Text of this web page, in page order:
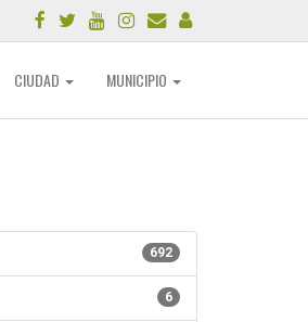
CIUDAD MUNICIPIO
692
6